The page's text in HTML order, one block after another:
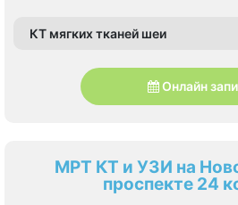
КТ мягких тканей шеи
Онлайн
МРТ КТ и УЗИ на
проспекте 24